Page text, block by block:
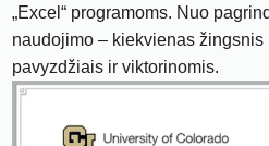
„Excel“ programoms. Nuo
naudojimo – kiekvienas
pavyzdžiais ir viktorinomis.